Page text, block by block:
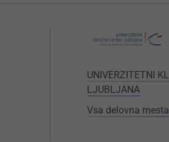
UNIVERZITETNI
LJUBLJANA
Vsa delovna mesta